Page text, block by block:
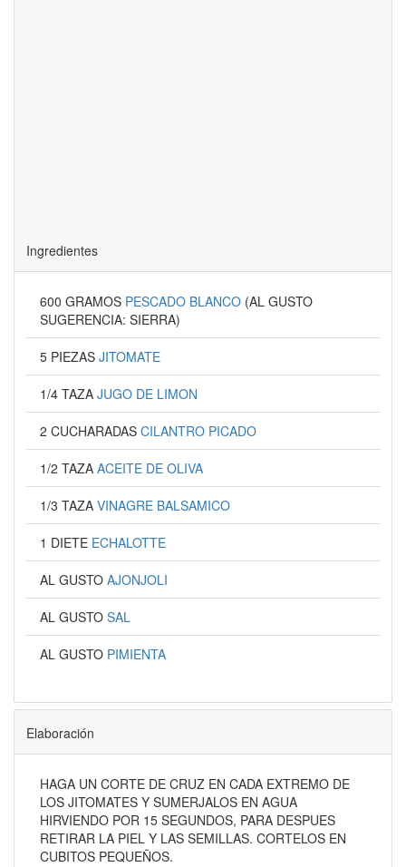
Ingredientes
600 GRAMOS PESCADO BLANCO (AL GUSTO
SUGERENCIA: SIERRA)
5 PIEZAS JITOMATE
1/4 TAZA JUGO DE LIMON
2 CUCHARADAS CILANTRO PICADO
1/2 TAZA ACEITE DE OLIVA
1/3 TAZA VINAGRE BALSAMICO
1 DIETE ECHALOTTE
AL GUSTO AJONJOLI
AL GUSTO SAL
AL GUSTO PIMIENTA
Elaboración
HAGA UN CORTE DE CRUZ EN CADA EXTREMO DE
LOS JITOMATES Y SUMERJALOS EN AGUA
HIRVIENDO POR 15 SEGUNDOS, PARA DESPUES
RETIRAR LA PIEL Y LAS SEMILLAS. CORTELOS EN
CUBITOS PEQUEÑOS.